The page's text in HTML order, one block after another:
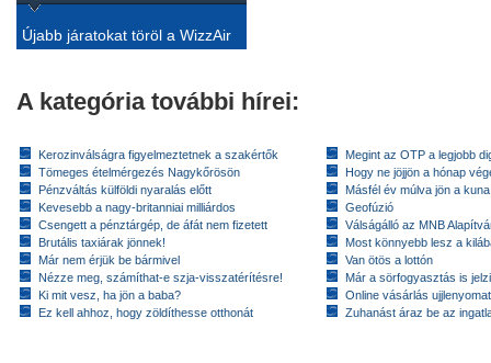
Újabb járatokat töröl a WizzAir
A kategória további hírei:
Kerozinválságra figyelmeztetnek a szakértők
Tömeges ételmérgezés Nagykőrösön
Pénzváltás külföldi nyaralás előtt
Kevesebb a nagy-britanniai milliárdos
Csengett a pénztárgép, de áfát nem fizetett
Brutális taxiárak jönnek!
Már nem érjük be bármivel
Nézze meg, számíthat-e szja-visszatérítésre!
Ki mit vesz, ha jön a baba?
Ez kell ahhoz, hogy zöldíthesse otthonát
Megint az OTP a legjobb
Hogy ne jöjjön a hónap
Másfél év múlva jön a
Geofúzió
Válságálló az MNB
Most könnyebb lesz a
Van ötös a lottón
Már a sörfogyasztás is
Online vásárlás
Zuhanást áraz be az